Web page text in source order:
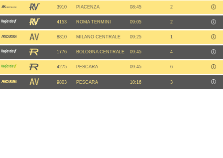
3910 PIACENZA 08:45 2
4153 ROMA TERMINI 09:05 2
8810 MILANO CENTRALE 09:25 1
1776 BOLOGNA CENTRALE 09:45 4
4275 PESCARA 09:45 6
9803 PESCARA 10:16 3